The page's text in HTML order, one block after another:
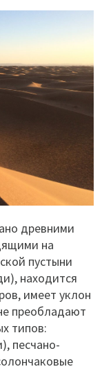
древними
на
пустыни
находится
имеет уклон
преобладают
типов:
песчано-